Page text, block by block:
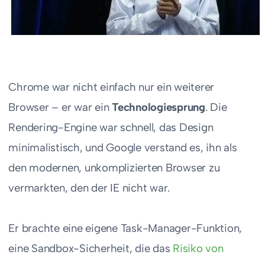
Chrome war nicht einfach nur ein weiterer
Browser – er war einTechnologiesprung. Die
Rendering-Engine war schnell, das Design
minimalistisch, und Google verstand es, ihn als
den modernen, unkomplizierten Browser zu
vermarkten, den der IE nicht war.
Er brachte eine eigene Task-Manager-Funktion,
eine Sandbox-Sicherheit, die das Risiko von